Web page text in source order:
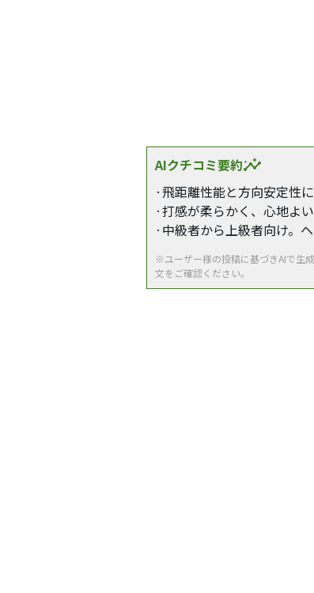
AIクチコミ要約insights
·飛距離性能と方向安定性
·打感が柔らかく、心地よ
·中級者から上級者向け。
※ユーザー様の投稿に基づきAIで生
文をご確認ください。